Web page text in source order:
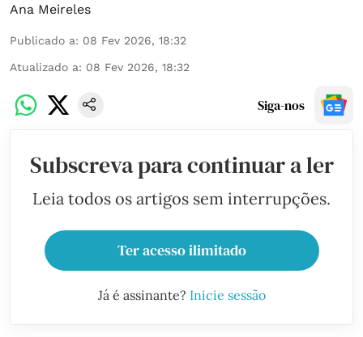
Ana Meireles
Publicado a: 08 Fev 2026, 18:32
Atualizado a: 08 Fev 2026, 18:32
Siga-nos
Subscreva para continuar a ler
Leia todos os artigos sem interrupções.
Ter acesso ilimitado
Já é assinante? Inicie sessão